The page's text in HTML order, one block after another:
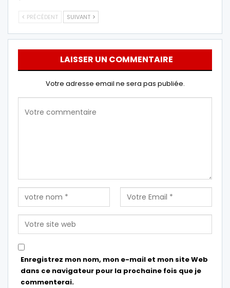
PRÉCÉDENT SUIVANT
LAISSER UN COMMENTAIRE
Votre adresse email ne sera pas publiée.
Enregistrez mon nom, mon e-mail et mon site Web
dans ce navigateur pour la prochaine fois que je
commenterai.